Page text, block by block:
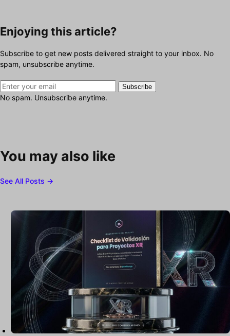
Enjoying this article?
Subscribe to get new posts delivered straight to your inbox. No
spam, unsubscribe anytime.
Subscribe
No spam. Unsubscribe anytime.
You may also like
See All Posts →